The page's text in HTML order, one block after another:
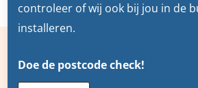
controleer of wij ook bij jou in de
installeren.
Doe de postcode check!